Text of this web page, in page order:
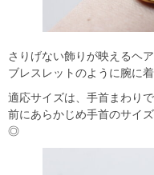
さりげない飾りが映えるヘ
ブレスレットのように腕に
適応サイズは、手首まわり
前にあらかじめ手首のサイ
◎